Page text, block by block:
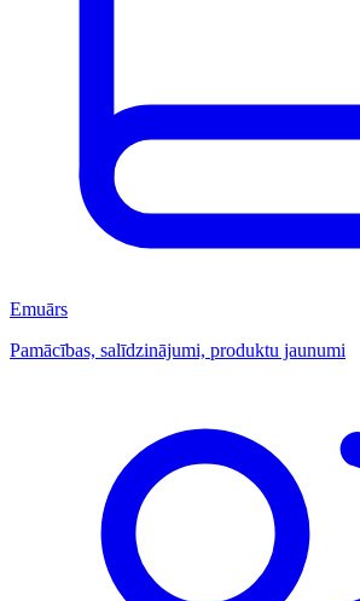
Emuārs
Pamācības, salīdzinājumi, produktu jaunumi